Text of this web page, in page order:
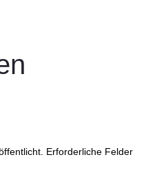
Erforderliche Felder